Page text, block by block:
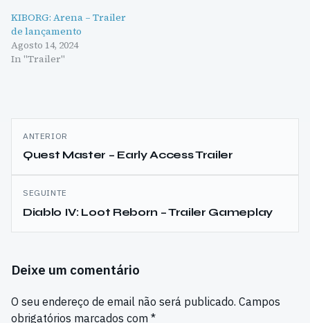
KIBORG: Arena – Trailer
de lançamento
Agosto 14, 2024
In "Trailer"
Navegação
de
artigos
ANTERIOR
Quest Master – Early Access Trailer
SEGUINTE
Diablo IV: Loot Reborn – Trailer Gameplay
Deixe um comentário
O seu endereço de email não será publicado. Campos
obrigatórios marcados com *